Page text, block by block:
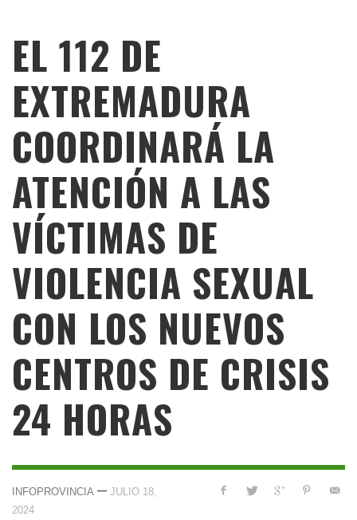
EL 112 DE
EXTREMADURA
COORDINARÁ LA
ATENCIÓN A LAS
VÍCTIMAS DE
VIOLENCIA SEXUAL
CON LOS NUEVOS
CENTROS DE CRISIS
24 HORAS
INFOPROVINCIA — JULIO 18,
2024